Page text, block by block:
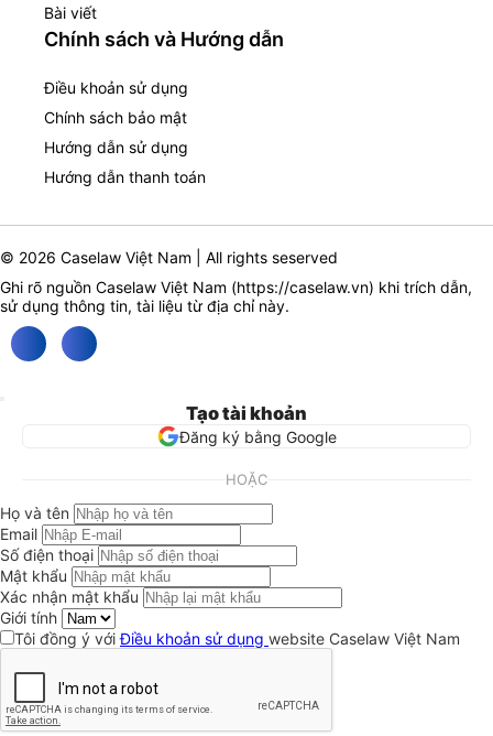
Bài viết
Chính sách và Hướng dẫn
Điều khoản sử dụng
Chính sách bảo mật
Hướng dẫn sử dụng
Hướng dẫn thanh toán
© 2026 Caselaw Việt Nam | All rights seserved
Ghi rõ nguồn Caselaw Việt Nam (https://caselaw.vn) khi trích dẫn,
sử dụng thông tin, tài liệu từ địa chỉ này.
Tạo tài khoản
Đăng ký bằng Google
HOẶC
Họ và tên
Email
Số điện thoại
Mật khẩu
Xác nhận mật khẩu
Giới tính
Tôi đồng ý vớiĐiều khoản sử dụng website Caselaw Việt Nam